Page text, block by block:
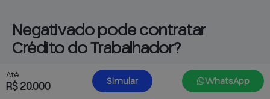
Negativado pode contratar
Crédito do Trabalhador?
Pode haver possibilidade em alguns casos, porque
a operação passa por análise individual. Ter
Até
R$ 20.000 Simular WhatsApp